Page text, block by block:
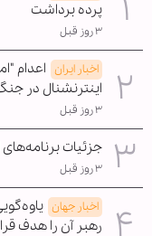
پرده برداشت
۳ روز قبل
اخبار ایران اعدام
اینترنشنال در جنگ‌های ۱۲ روزه
۳ روز قبل
جزئیات
۳ روز قبل
اخبار جهان
رهبر آن را هدف